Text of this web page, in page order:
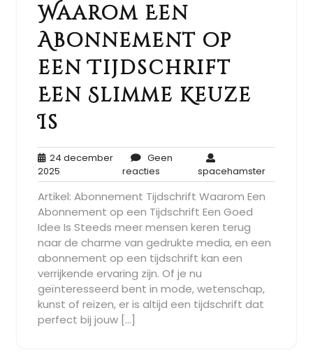
Waarom Een
Abonnement op
een Tijdschrift
Een Slimme Keuze
Is
24 december
2025
december
2025
Geen
reactiesGeen
reacties
spacehamster
Artikel: Abonnement Tijdschrift Waarom Een
Abonnement op een Tijdschrift Een Goed
Idee Is Steeds meer mensen keren terug
naar de charme van gedrukte media, en een
abonnement op een tijdschrift kan een
verrijkende ervaring zijn. Of je nu
geïnteresseerd bent in mode, wetenschap,
kunst of reizen, er is altijd een tijdschrift dat
perfect bij jouw […]